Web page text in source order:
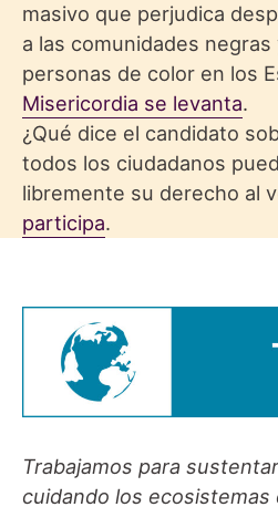
masivo que perjudica
a las comunidades
personas de color en los
Misericordia se levanta.
¿Qué dice el candidato
todos los ciudadanos
libremente su derecho al
participa.
Trabajamos para
cuidando los ecosistemas